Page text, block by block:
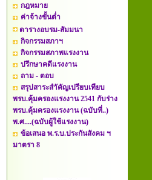
กฎหมาย
ค่าจ้างขั้นต่ำ
ตารางอบรม-สัมมนา
กิจกรรมสภาฯ
กิจกรรมสภาพแรงงาน
ปรึกษาคดีแรงงาน
ถาม - ตอบ
สรุปสาระสำัคัญเปรียบเทียบ
พรบ.คุ้มครองแรงงาน 2541 กับร่าง
พรบ.คุ้มครองแรงงาน (ฉบับที่..)
พ.ศ....(ฉบับผู้ใช้แรงงาน)
ข้อเสนอ พ.ร.บ.ประกันสังคม ฯ
มาตรา 8